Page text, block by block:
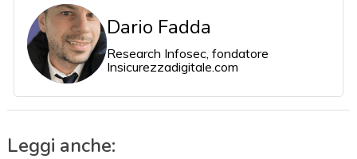
Dario Fadda
Research Infosec, fondatore
Insicurezzadigitale.com
Leggi anche: